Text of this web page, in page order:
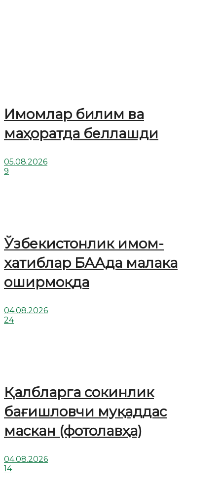
Имомлар билим ва
маҳоратда беллашди
05.08.2026
9
Ўзбекистонлик имом-
хатиблар БААда малака
оширмоқда
04.08.2026
24
Қалбларга сокинлик
бағишловчи муқаддас
маскан (фотолавҳа)
04.08.2026
14